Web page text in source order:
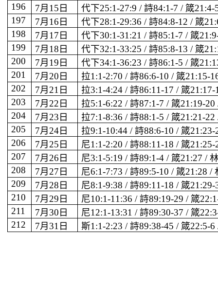
196
7月 15 日 代下25:1-27:9 /詩84:1-7 /箴
197
7月 16 日 代下28:1-29:36 /詩84:8-12 /箴
198
7月 17 日 代下30:1-31:21 /詩85:1-7 /箴
199
7月 18 日 代下32:1-33:25 /詩85:8-13 /箴
200
7月 19 日 代下34:1-36:23 /詩86:1-5 /箴
201
7月 20 日 拉1:1-2:70 /詩86:6-10 /箴21:15-
202
7月 21 日 拉3:1-4:24 /詩86:11-17 /箴
203
7月 22 日 拉5:1-6:22 /詩87:1-7 /箴21:19-
204
7月 23 日 拉7:1-8:36 /詩88:1-5 /箴21:21-
205
7月 24日 拉9:1-10:44 /詩88:6-10 /箴
206
7月 25 日 尼1:1-2:20 /詩88:11-18 /箴
207
7月 26 日 尼3:1-5:19 /詩89:1-4 /箴21:27 /
208
7月 27 日 尼6:1-7:73 /詩89:5-10 /箴21:28 /
209
7月 28 日 尼8:1-9:38 /詩89:11-18 /箴
210
7月 29 日 尼10:1-11:36 /詩89:19-29 /箴
211
7月 30 日 尼12:1-13:31 /詩89:30-37 /箴
212
7月 31 日 斯1:1-2:23 /詩89:38-45 /箴22:5-